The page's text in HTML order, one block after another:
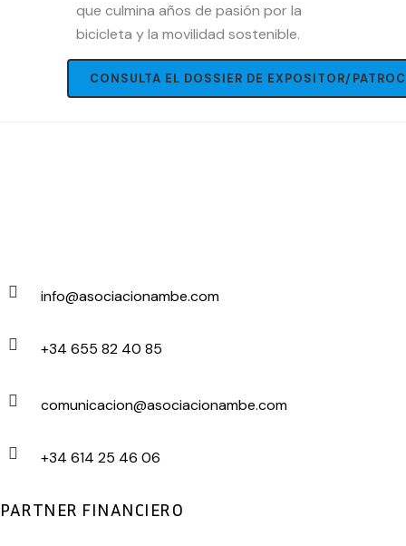
que culmina años de pasión por la
bicicleta y la movilidad sostenible.
CONSULTA EL DOSSIER DE EXPOSITOR/
info@asociacionambe.com
+34 655 82 40 85
comunicacion@asociacionambe.com
+34 614 25 46 06
PARTNER FINANCIERO